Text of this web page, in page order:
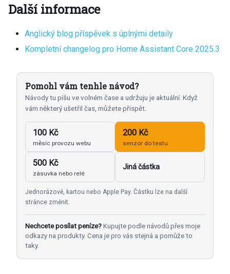
Další informace
Anglický blog příspěvek s úplnými detaily
Kompletní changelog pro Home Assistant Core 2025.3
Pomohl vám tenhle návod?
Návody tu píšu ve volném čase a udržuju je aktuální. Když
vám některý ušetřil čas, můžete přispět.
100 Kč
měsíc provozu webu
200 Kč
senzor do testu
500 Kč
zásuvka nebo relé
Jiná částka
Jednorázově, kartou nebo Apple Pay. Částku lze na další
stránce změnit.
Nechcete posílat peníze? Kupujte podle návodů přes moje
odkazy na produkty. Cena je pro vás stejná a pomůže to
taky.